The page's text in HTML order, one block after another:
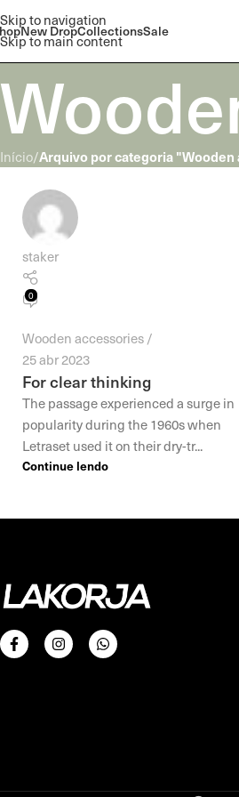
Skip to navigation
Skip to main content
New DropCollectionsSale
Início/Arquivo por categoria
staker
0
Wooden accessories
25 abr 2023
For clear thinking
The passage experienced a surge in
popularity during the 1960s when
Letraset used it on their dry-tr...
Continue lendo